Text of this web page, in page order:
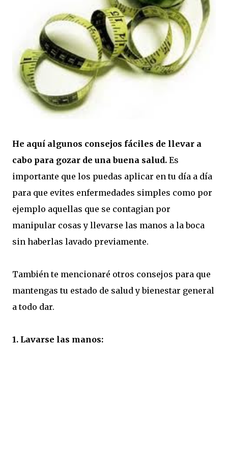
He aquí algunos consejos fáciles de llevar a
cabo para gozar de una buena salud. Es
importante que los puedas aplicar en tu día a día
para que evites enfermedades simples como por
ejemplo aquellas que se contagian por
manipular cosas y llevarse las manos a la boca
sin haberlas lavado previamente.
También te mencionaré otros consejos para que
mantengas tu estado de salud y bienestar general
a todo dar.
1. Lavarse las manos: